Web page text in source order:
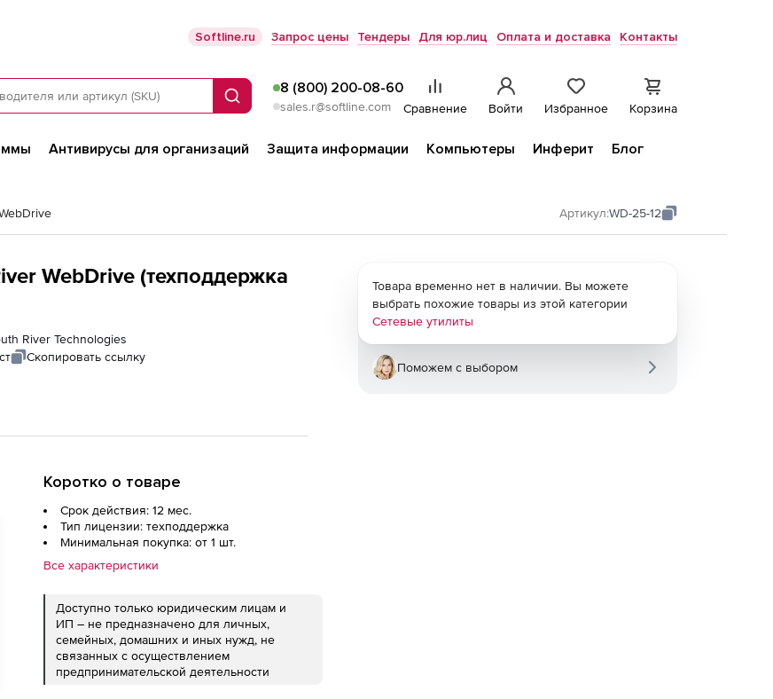
Softline.ru Запрос цены Тендеры Для юр.лиц Оплата и доставка Контакты
Поиск
8 (800) 200-08-60
sales.r@softline.com Сравнение Войти Избранное Корзина
Антивирусы для организаций Защита информации Компьютеры Инферит
Блог
Артикул:WD-25-12
WebDrive (техподдержка
River Technologies
Скопировать ссылку
Коротко о товаре
Срок действия: 12 мес.
Тип лицензии: техподдержка
Минимальная покупка: от 1 шт.
Все характеристики
Доступно только юридическим лицам и
ИП – не предназначено для личных,
семейных, домашних и иных нужд, не
связанных с осуществлением
предпринимательской деятельности
Товара временно нет в наличии. Вы можете
выбрать похожие товары из этой категории
Сетевые утилиты
Поможем с выбором